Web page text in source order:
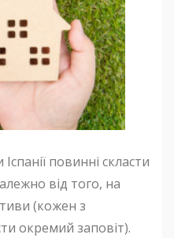
повинні скласти
від того, на
(кожен з
окремий заповіт).